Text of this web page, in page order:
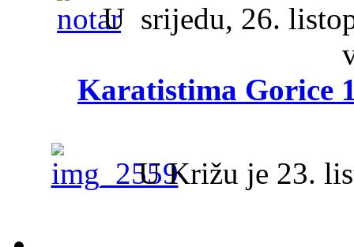
U srijedu, 26.
Karatistima Gorice
U Križu je 23.